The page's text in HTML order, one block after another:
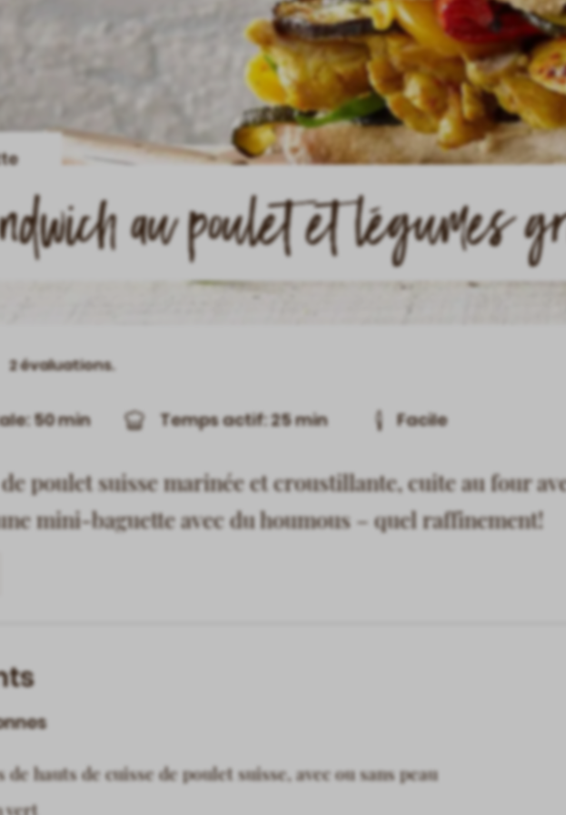
au poulet et légumes
2évaluations.
50 min Temps actif: 25 min Facile
poulet suisse marinée et croustillante, cuite au four
mini-baguette avec du houmous – quel raffinement!
de hauts de cuisse de poulet suisse, avec ou sans peau
vert